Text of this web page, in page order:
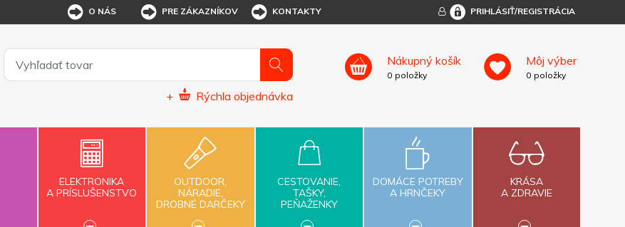
O NÁS PRE ZÁKAZNÍKOV KONTAKTY PRIHLÁSIŤ/REGISTRÁCIA
+ Rýchla objednávka
Nákupný košík
0 položky
Môj výber
0 položky
ELEKTRONIKA
A PRÍSLUŠENSTVO
OUTDOOR,
NÁRADIE,
DROBNÉ DARČEKY
CESTOVANIE,
TAŠKY,
PEŇAŽENKY
DOMÁCE POTREBY
A HRNČEKY
KRÁSA
A ZDRAVIE